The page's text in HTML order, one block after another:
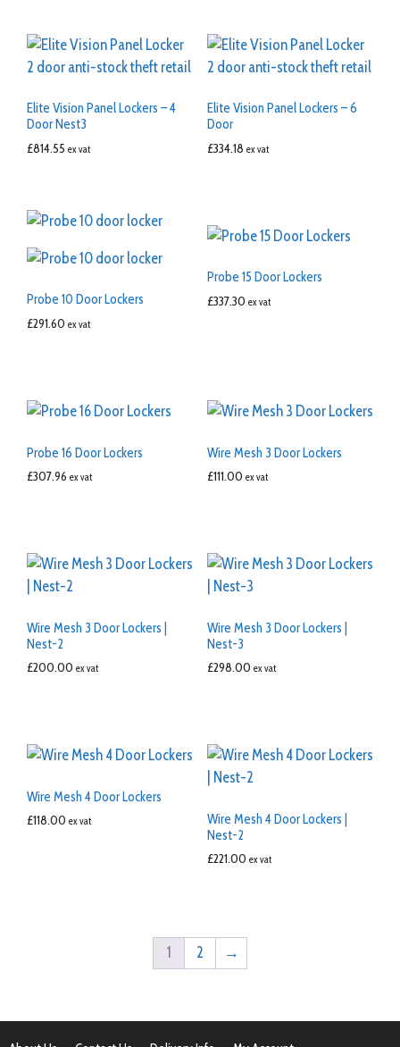
Elite Vision Panel Lockers – 4
Door Nest3
£814.55 ex vat
Elite Vision Panel Lockers – 6
Door
£334.18 ex vat
Probe 10 Door Lockers
£291.60 ex vat
Probe 15 Door Lockers
£337.30 ex vat
Probe 16 Door Lockers
£307.96 ex vat
Wire Mesh 3 Door Lockers
£111.00 ex vat
Wire Mesh 3 Door Lockers |
Nest-2
£200.00 ex vat
Wire Mesh 3 Door Lockers |
Nest-3
£298.00 ex vat
Wire Mesh 4 Door Lockers
£118.00 ex vat
Wire Mesh 4 Door Lockers |
Nest-2
£221.00 ex vat
1 2 →